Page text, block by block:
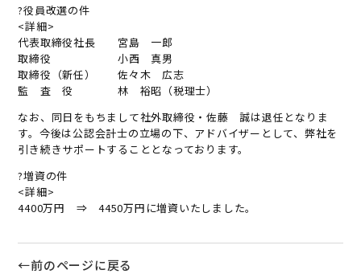
?役員改選の件
<詳細>
代表取締役社長 宮島 一郎
取締役 小西 真男
取締役（新任） 佐々木 広志
監 査 役 林 裕昭（税理士）
なお、同日をもちまして社外取締役・佐藤 誠は退任となりま
す。今後は公認会計士の立場の下、アドバイザーとして、弊社を
引き続きサポートすることとなっております。
?増資の件
<詳細>
4400万円 ⇒ 4450万円に増資いたしました。
←前のページに戻る